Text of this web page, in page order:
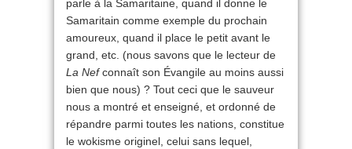
parle à la Samaritaine, quand il donne le
Samaritain comme exemple du prochain
amoureux, quand il place le petit avant le
grand, etc. (nous savons que le lecteur de
La Nefconnaît son Évangile au moins aussi
bien que nous) ? Tout ceci que le sauveur
nous a montré et enseigné, et ordonné de
répandre parmi toutes les nations, constitue
le wokisme originel, celui sans lequel,